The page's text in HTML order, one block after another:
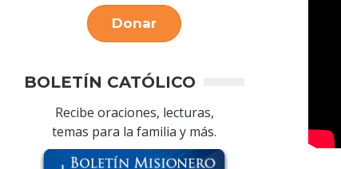
Donar
BOLETÍN CATÓLICO
Recibe oraciones, lecturas,
temas para la familia y más.